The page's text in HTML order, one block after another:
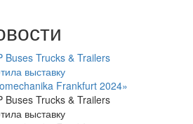
Buses Trucks & Trailers
выставку
Frankfurt 2024»
Buses Trucks & Trailers
выставку